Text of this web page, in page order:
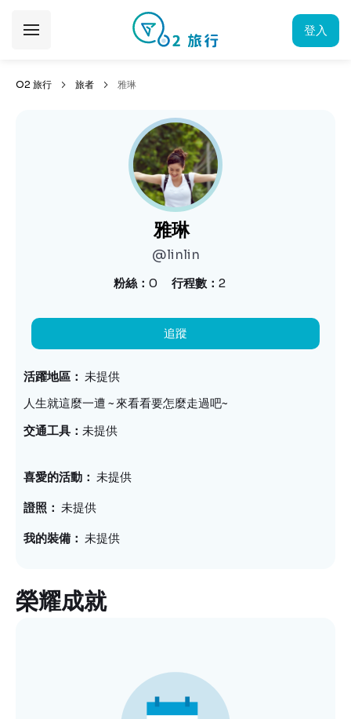
登入
O2 旅行 旅者 雅琳
雅琳
@linlin
粉絲 0 行程數 2
追蹤
活躍地區
未提供
人生就這麼一遭 ~ 來看看要怎麼走過吧~
交通工具
未提供
喜愛的活動 未提供
證照 未提供
我的裝備 未提供
榮耀成就